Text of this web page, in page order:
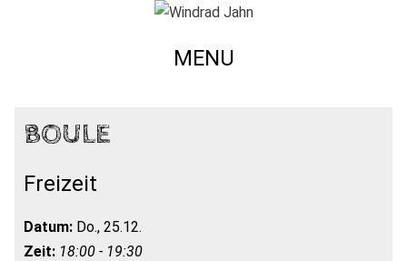
MENU
BOULE
Freizeit
Datum: Do., 25.12.
Zeit: 18:00 - 19:30